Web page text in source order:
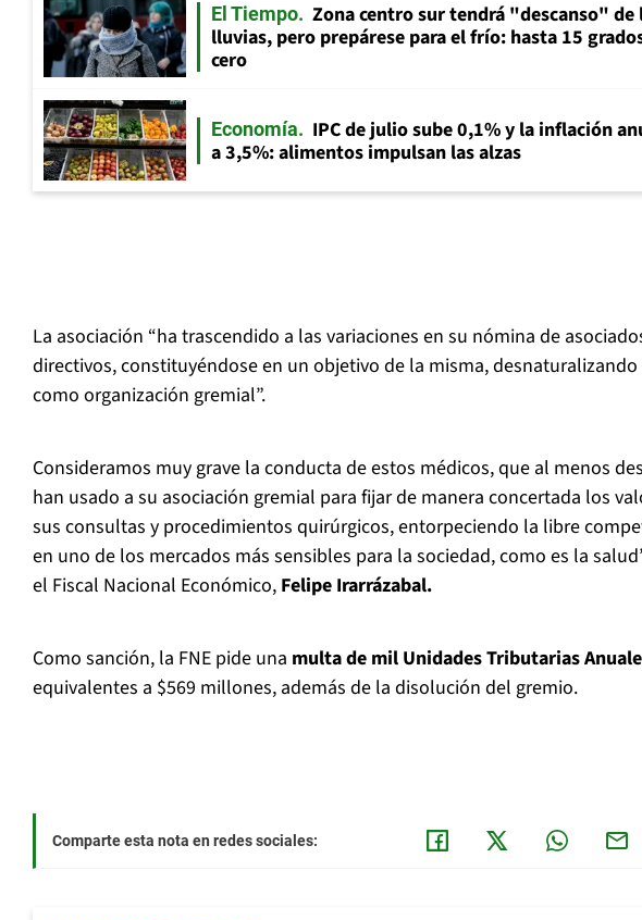
El Tiempo
Zona centro sur tendrá "descanso" de
lluvias, pero prepárese para el frío: hasta 15
cero
Economía
IPC de julio sube 0,1% y la inflación
a 3,5%: alimentos impulsan las alzas
La asociación “ha trascendido a las variaciones en su nómina de
directivos, constituyéndose en un objetivo de la misma, desnaturalizando
como organización gremial”.
Consideramos muy grave la conducta de estos médicos, que al menos
han usado a su asociación gremial para fijar de manera concertada los
sus consultas y procedimientos quirúrgicos, entorpeciendo la libre
en uno de los mercados más sensibles para la sociedad, como es la
el Fiscal Nacional Económico, Felipe Irarrázabal.
Como sanción, la FNE pide una multa de mil Unidades Tributarias
equivalentes a $569 millones, además de la disolución del gremio.
Comparte esta nota en redes sociales: